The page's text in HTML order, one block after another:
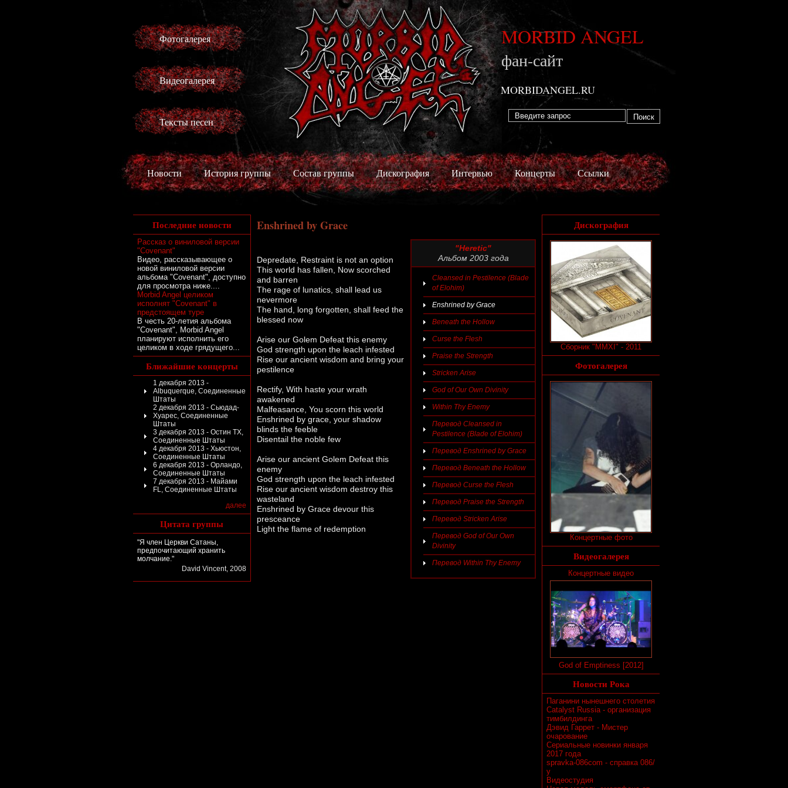
Фотогалерея
Видеогалерея
Тексты песен
MORBID ANGEL
фан-сайт
MORBIDANGEL.RU
Новости История группы Состав группы Дискография Интервью Концерты Ссылки
Последние новости
Рассказ о виниловой версии
"Covenant"
Видео, рассказывающее о
новой виниловой версии
альбома "Covenant", доступно
для просмотра ниже....
Morbid Angel целиком
исполнят "Covenant" в
предстоящем туре
В честь 20-летия альбома
"Covenant", Morbid Angel
планируют исполнить его
целиком в ходе грядущего...
Ближайшие концерты
1 декабря 2013 -
Albuquerque, Соединенные
Штаты
2 декабря 2013 - Сьюдад-
Хуарес, Соединенные
Штаты
3 декабря 2013 - Остин TX,
Соединенные Штаты
4 декабря 2013 - Хьюстон,
Соединенные Штаты
6 декабря 2013 - Орландо,
Соединенные Штаты
7 декабря 2013 - Майами
FL, Соединенные Штаты
далее
Цитата группы
"Я член Церкви Сатаны,
предпочитающий хранить
молчание."
David Vincent, 2008
Enshrined by Grace
"Heretic"
Альбом 2003 года
Cleansed in Pestilence (Blade
of Elohim)
Enshrined by Grace
Beneath the Hollow
Curse the Flesh
Praise the Strength
Stricken Arise
God of Our Own Divinity
Within Thy Enemy
Перевод Cleansed in
Pestilence (Blade of Elohim)
Перевод Enshrined by Grace
Перевод Beneath the Hollow
Перевод Curse the Flesh
Перевод Praise the Strength
Перевод Stricken Arise
Перевод God of Our Own
Divinity
Перевод Within Thy Enemy
Depredate, Restraint is not an option
This world has fallen, Now scorched
and barren
The rage of lunatics, shall lead us
nevermore
The hand, long forgotten, shall feed the
blessed now
Arise our Golem Defeat this enemy
God strength upon the leach infested
Rise our ancient wisdom and bring your
pestilence
Rectify, With haste your wrath
awakened
Malfeasance, You scorn this world
Enshrined by grace, your shadow
blinds the feeble
Disentail the noble few
Arise our ancient Golem Defeat this
enemy
God strength upon the leach infested
Rise our ancient wisdom destroy this
wasteland
Enshrined by Grace devour this
presceance
Light the flame of redemption
Дискография
Сборник "MMXI" - 2011
Фотогалерея
Концертные фото
Видеогалерея
Концертные видео
God of Emptiness [2012]
Новости Рока
Паганини нынешнего столетия
Catalyst Russia - организация
тимбилдинга
Дэвид Гаррет - Мистер
очарование
Сериальные новинки января
2017 года
spravka-086com - справка 086/
у
Видеостудия